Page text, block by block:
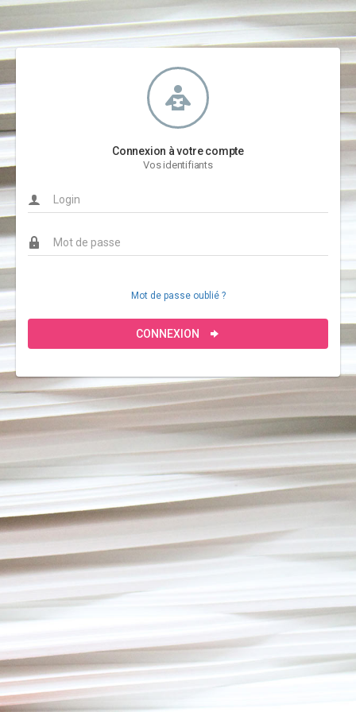
Connexion à votre compte
Vos identifiants
Mot de passe oublié ?
CONNEXION